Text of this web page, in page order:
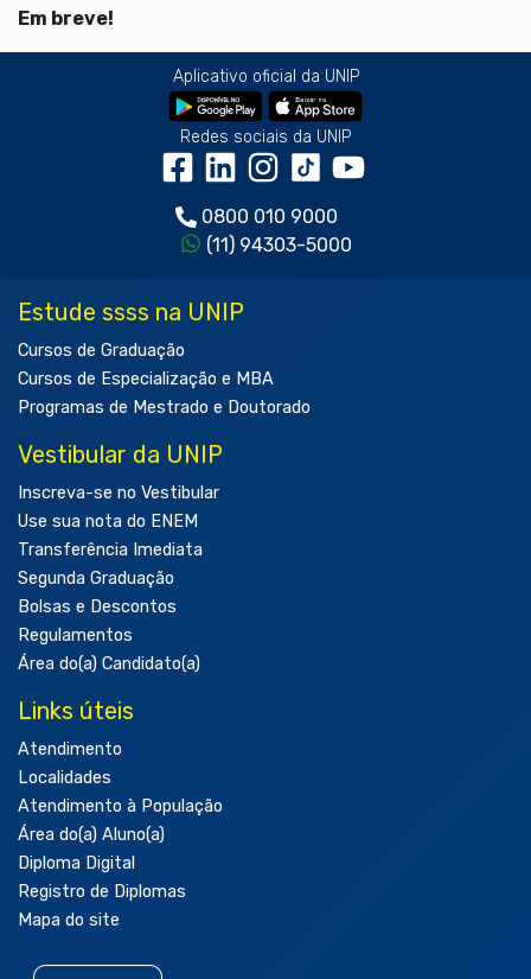
Em breve!
Aplicativo oficial da UNIP
Redes sociais da UNIP
0800 010 9000
(11) 94303-5000
Estude ssss na UNIP
Cursos de Graduação
Cursos de Especialização e MBA
Programas de Mestrado e Doutorado
Vestibular da UNIP
Inscreva-se no Vestibular
Use sua nota do ENEM
Transferência Imediata
Segunda Graduação
Bolsas e Descontos
Regulamentos
Área do(a) Candidato(a)
Links úteis
Atendimento
Localidades
Atendimento à População
Área do(a) Aluno(a)
Diploma Digital
Registro de Diplomas
Mapa do site